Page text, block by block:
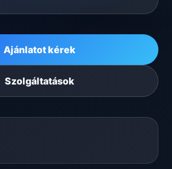
Ajánlatot kérek
Szolgáltatások